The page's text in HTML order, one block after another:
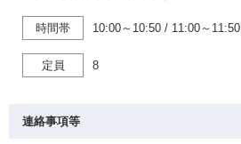
時間帯 10:00～10:50 / 11:00～11:50
定員 8
連絡事項等